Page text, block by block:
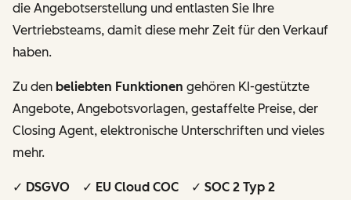
die Angebotserstellung und entlasten Sie Ihre
Vertriebsteams, damit diese mehr Zeit für den Verkauf
haben.
Zu den beliebten Funktionen gehören KI-gestützte
Angebote, Angebotsvorlagen, gestaffelte Preise, der
Closing Agent, elektronische Unterschriften und vieles
mehr.
✓ DSGVO ✓ EU Cloud COC ✓ SOC 2 Typ 2